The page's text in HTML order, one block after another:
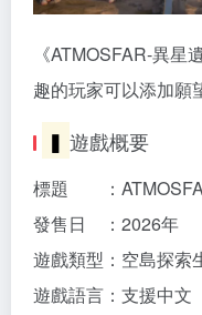
《ATMOSFAR-異
趣的玩家可以添加願
▍ 遊戲概要
標題 ：
發售日 ：2026年
遊戲類型：空島探索
遊戲語言：支援中文